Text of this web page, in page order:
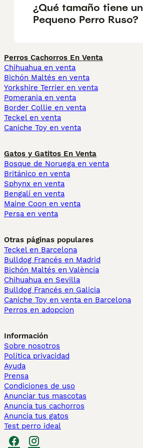
¿Qué tamaño tiene un
Pequeno Perro Ruso?
Perros Cachorros En Venta
Chihuahua en venta
Bichón Maltés en venta
Yorkshire Terrier en venta
Pomerania en venta
Border Collie en venta
Teckel en venta
Caniche Toy en venta
Gatos y Gatitos En Venta
Bosque de Noruega en venta
Británico en venta
Sphynx en venta
Bengalí en venta
Maine Coon en venta
Persa en venta
Otras páginas populares
Teckel en Barcelona
Bulldog Francés en Madrid
Bichón Maltés en València
Chihuahua en Sevilla
Bulldog Francés en Galicia
Caniche Toy en venta en Barcelona
Perros en adopcion
Información
Sobre nosotros
Politica privacidad
Ayuda
Prensa
Condiciones de uso
Anunciar tus mascotas
Anuncia tus cachorros
Anuncia tus gatos
Test perro ideal